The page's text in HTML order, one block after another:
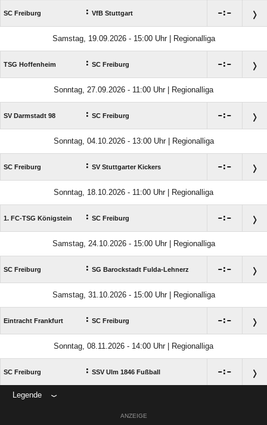
SC Freiburg : VfB Stuttgart :
Samstag, 19.09.2026 - 15:00 Uhr | Regionalliga
TSG Hoffenheim : SC Freiburg :
Sonntag, 27.09.2026 - 11:00 Uhr | Regionalliga
SV Darmstadt 98 : SC Freiburg :
Sonntag, 04.10.2026 - 13:00 Uhr | Regionalliga
SC Freiburg : SV Stuttgarter Kickers :
Sonntag, 18.10.2026 - 11:00 Uhr | Regionalliga
1. FC-TSG Königstein : SC Freiburg :
Samstag, 24.10.2026 - 15:00 Uhr | Regionalliga
SC Freiburg : SG Barockstadt Fulda-Lehnerz :
Samstag, 31.10.2026 - 15:00 Uhr | Regionalliga
Eintracht Frankfurt : SC Freiburg :
Sonntag, 08.11.2026 - 14:00 Uhr | Regionalliga
SC Freiburg : SSV Ulm 1846 Fußball :
Legende
ANZEIGE